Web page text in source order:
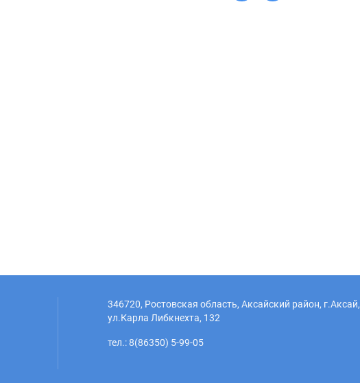
346720, Ростовская область, Аксайский район, г.Аксай,
ул.Карла Либкнехта, 132
тел.: 8(86350) 5-99-05